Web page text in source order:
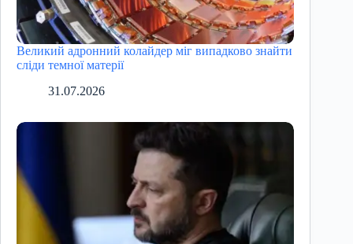
Великий адронний колайдер міг випадково знайти
сліди темної матерії
31.07.2026